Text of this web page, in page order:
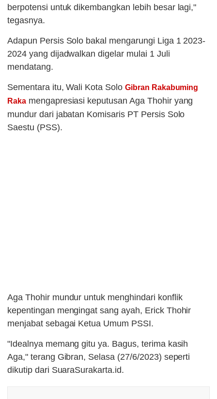
berpotensi untuk dikembangkan lebih besar lagi,"
tegasnya.
Adapun Persis Solo bakal mengarungi Liga 1 2023-
2024 yang dijadwalkan digelar mulai 1 Juli
mendatang.
Sementara itu, Wali Kota Solo Gibran Rakabuming
Rakamengapresiasi keputusan Aga Thohir yang
mundur dari jabatan Komisaris PT Persis Solo
Saestu (PSS).
Aga Thohir mundur untuk menghindari konflik
kepentingan mengingat sang ayah, Erick Thohir
menjabat sebagai Ketua Umum PSSI.
"Idealnya memang gitu ya. Bagus, terima kasih
Aga," terang Gibran, Selasa (27/6/2023) seperti
dikutip dari SuaraSurakarta.id.